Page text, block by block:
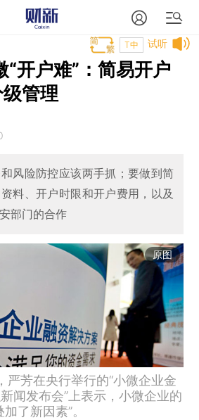
试听
T中
“开户难”：简易开户
管理
风险防控应该两手抓；要做到简
料、开户时限和开户费用，以及
部门的合作
原图
严芳在央行举行的“小微企业金
闻发布会”上表示，小微企业的
了新因素”。